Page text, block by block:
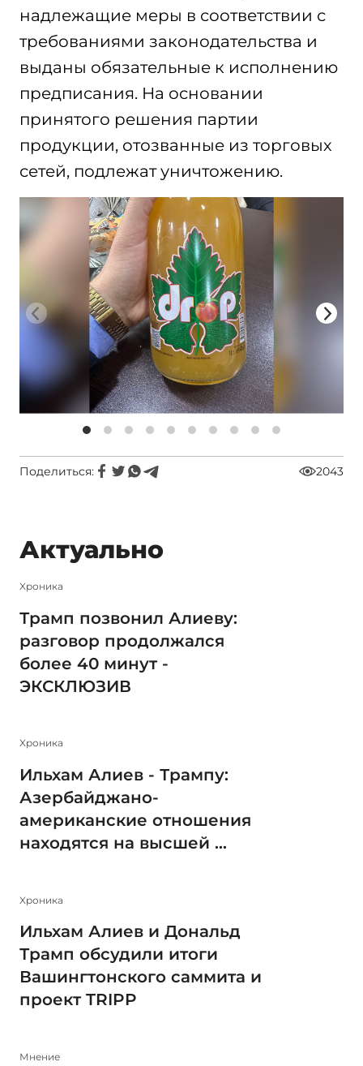
надлежащие меры в соответствии с
требованиями законодательства и
выданы обязательные к исполнению
предписания. На основании
принятого решения партии
продукции, отозванные из торговых
сетей, подлежат уничтожению.
Поделиться: 2043
Актуально
Xроника
Трамп позвонил Алиеву:
разговор продолжался
более 40 минут -
ЭКСКЛЮЗИВ
Xроника
Ильхам Алиев - Трампу:
Азербайджано-
американские отношения
находятся на высшей ...
Xроника
Ильхам Алиев и Дональд
Трамп обсудили итоги
Вашингтонского саммита и
проект TRIPP
Мнение